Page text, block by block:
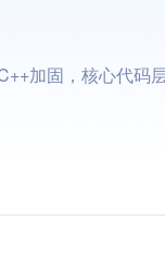
加固，核心代码